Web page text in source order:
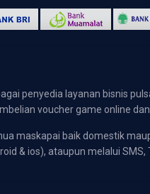
penyedia layanan bisnis
voucher game online
maskapai baik domestik
& ios), ataupun melalui SMS,